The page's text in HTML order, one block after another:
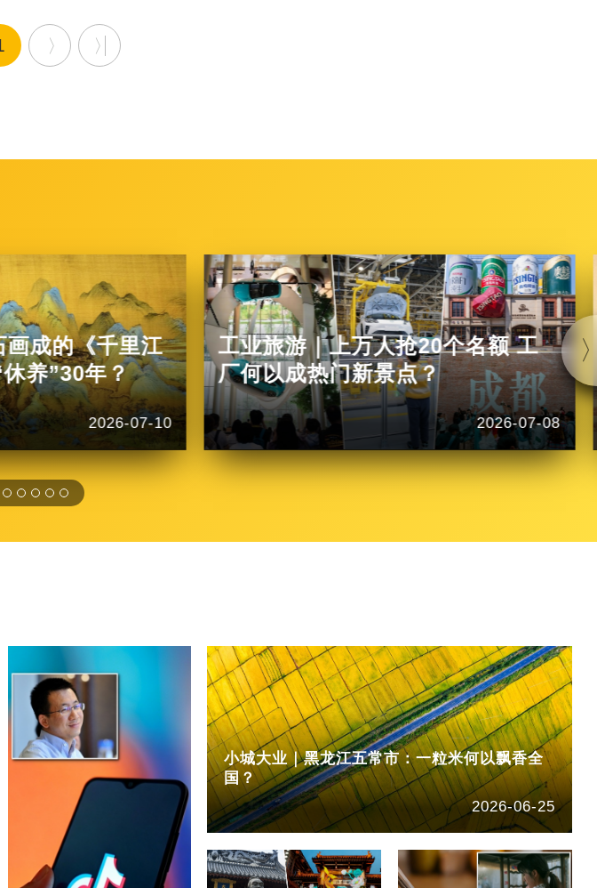
成的《千里江
养”30年？
2026-07-10
工业旅游｜上万人抢20个名额 工
厂何以成热门新景点？
2026-07-08
小城大业｜黑龙江五常市：一粒米何以飘香全
国？
2026-06-25